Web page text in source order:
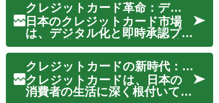
クレジットカード革命：デジタル時代の即時承認と利便性
日本のクレジットカード市場
は、デジタル化と即時承認プロ
セスの導入により大きな変革
を遂げています。従来の申込方
法から、スマートフォンアプ
リを通じた迅速な審査まで、ク
レジットカードの申し込みと
クレジットカードの新時代：日本のデジタルカードと即時承認の革新
クレジットカードは、日本の
消費者の生活に深く根付いてい